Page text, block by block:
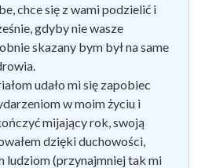
chce się z wami podzielić i
gdyby nie wasze
skazany bym był na same
udało mi się zapobiec
w moim życiu i
mijający rok, swoją
dzięki duchowości,
ludziom (przynajmniej tak mi